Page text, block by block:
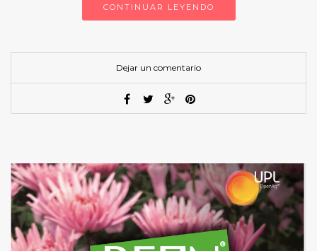
CONTINUAR LEYENDO
Dejar un comentario